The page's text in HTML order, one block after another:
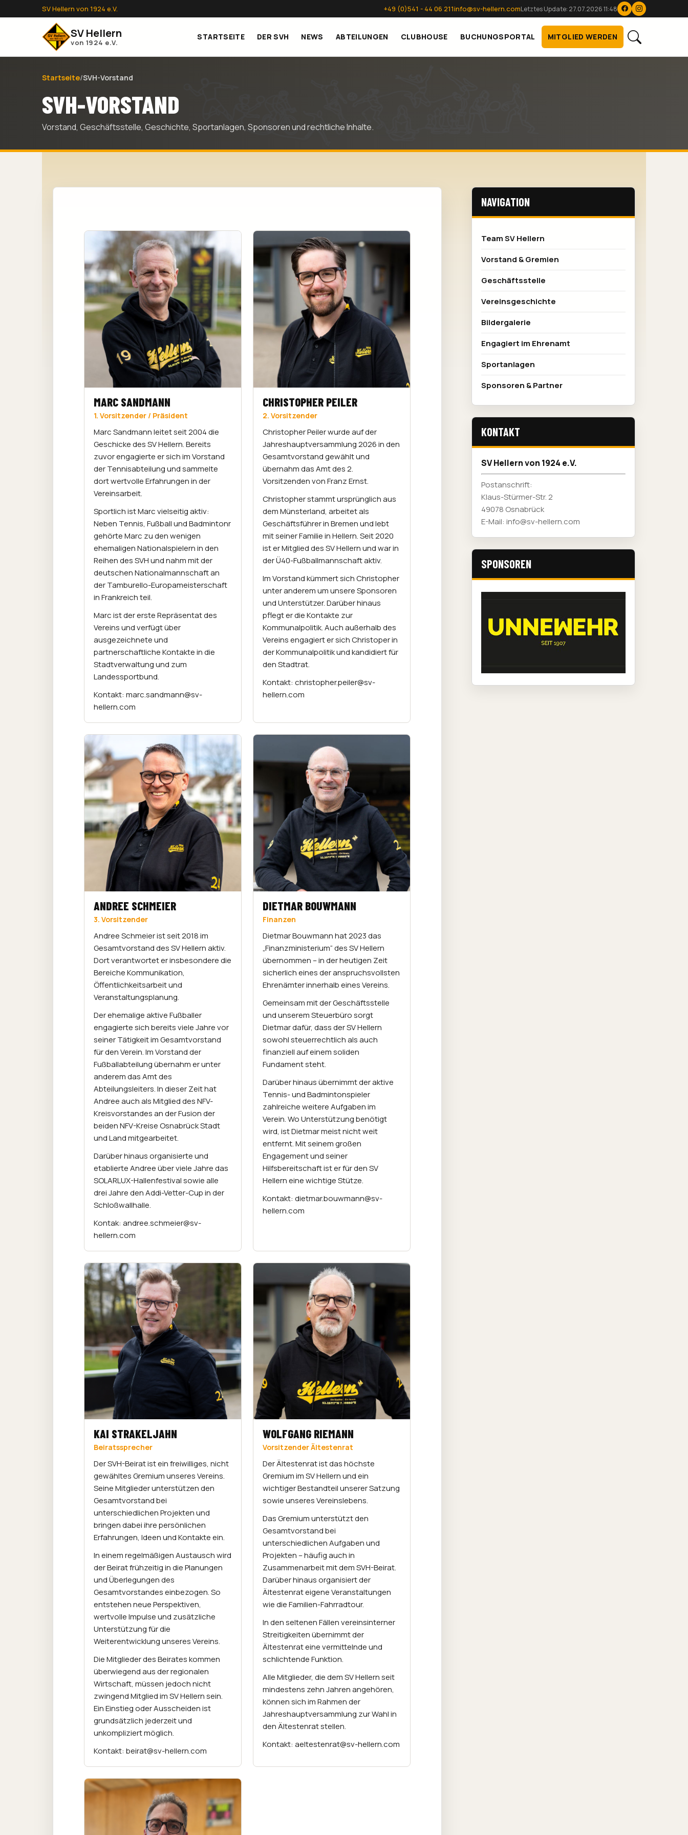
SV Hellern von 1924 e.V. +49 (0)541 - 44 06 211info@sv-hellern.comLetztes Update: 27.07.2026 11:48
SV Hellern
von 1924 e.V.
STARTSEITE DER SVH NEWS ABTEILUNGEN CLUBHOUSE BUCHUNGSPORTAL MITGLIED WERDEN
Startseite/SVH-Vorstand
SVH-VORSTAND
Vorstand, Geschäftsstelle, Geschichte, Sportanlagen, Sponsoren und rechtliche Inhalte.
MARC SANDMANN
1. Vorsitzender / Präsident
Marc Sandmann leitet seit 2004 die
Geschicke des SV Hellern. Bereits
zuvor engagierte er sich im Vorstand
der Tennisabteilung und sammelte
dort wertvolle Erfahrungen in der
Vereinsarbeit.
Sportlich ist Marc vielseitig aktiv:
Neben Tennis, Fußball und Badmintonr
gehörte Marc zu den wenigen
ehemaligen Nationalspielern in den
Reihen des SVH und nahm mit der
deutschen Nationalmannschaft an
der Tamburello-Europameisterschaft
in Frankreich teil.
Marc ist der erste Repräsentat des
Vereins und verfügt über
ausgezeichnete und
partnerschaftliche Kontakte in die
Stadtverwaltung und zum
Landessportbund.
Kontakt: marc.sandmann@sv-
hellern.com
CHRISTOPHER PEILER
2. Vorsitzender
Christopher Peiler wurde auf der
Jahreshauptversammlung 2026 in den
Gesamtvorstand gewählt und
übernahm das Amt des 2.
Vorsitzenden von Franz Ernst.
Christopher stammt ursprünglich aus
dem Münsterland, arbeitet als
Geschäftsführer in Bremen und lebt
mit seiner Familie in Hellern. Seit 2020
ist er Mitglied des SV Hellern und war in
der Ü40-Fußballmannschaft aktiv.
Im Vorstand kümmert sich Christopher
unter anderem um unsere Sponsoren
und Unterstützer. Darüber hinaus
pflegt er die Kontakte zur
Kommunalpolitik. Auch außerhalb des
Vereins engagiert er sich Christoper in
der Kommunalpolitik und kandidiert für
den Stadtrat.
Kontakt: christopher.peiler@sv-
hellern.com
ANDREE SCHMEIER
3. Vorsitzender
Andree Schmeier ist seit 2018 im
Gesamtvorstand des SV Hellern aktiv.
Dort verantwortet er insbesondere die
Bereiche Kommunikation,
Öffentlichkeitsarbeit und
Veranstaltungsplanung.
Der ehemalige aktive Fußballer
engagierte sich bereits viele Jahre vor
seiner Tätigkeit im Gesamtvorstand
für den Verein. Im Vorstand der
Fußballabteilung übernahm er unter
anderem das Amt des
Abteilungsleiters. In dieser Zeit hat
Andree auch als Mitglied des NFV-
Kreisvorstandes an der Fusion der
beiden NFV-Kreise Osnabrück Stadt
und Land mitgearbeitet.
Darüber hinaus organisierte und
etablierte Andree über viele Jahre das
SOLARLUX-Hallenfestival sowie alle
drei Jahre den Addi-Vetter-Cup in der
Schloßwallhalle.
Kontak: andree.schmeier@sv-
hellern.com
DIETMAR BOUWMANN
Finanzen
Dietmar Bouwmann hat 2023 das
„Finanzministerium“ des SV Hellern
übernommen – in der heutigen Zeit
sicherlich eines der anspruchsvollsten
Ehrenämter innerhalb eines Vereins.
Gemeinsam mit der Geschäftsstelle
und unserem Steuerbüro sorgt
Dietmar dafür, dass der SV Hellern
sowohl steuerrechtlich als auch
finanziell auf einem soliden
Fundament steht.
Darüber hinaus übernimmt der aktive
Tennis- und Badmintonspieler
zahlreiche weitere Aufgaben im
Verein. Wo Unterstützung benötigt
wird, ist Dietmar meist nicht weit
entfernt. Mit seinem großen
Engagement und seiner
Hilfsbereitschaft ist er für den SV
Hellern eine wichtige Stütze.
Kontakt: dietmar.bouwmann@sv-
hellern.com
KAI STRAKELJAHN
Beiratssprecher
Der SVH-Beirat ist ein freiwilliges, nicht
gewähltes Gremium unseres Vereins.
Seine Mitglieder unterstützen den
Gesamtvorstand bei
unterschiedlichen Projekten und
bringen dabei ihre persönlichen
Erfahrungen, Ideen und Kontakte ein.
In einem regelmäßigen Austausch wird
der Beirat frühzeitig in die Planungen
und Überlegungen des
Gesamtvorstandes einbezogen. So
entstehen neue Perspektiven,
wertvolle Impulse und zusätzliche
Unterstützung für die
Weiterentwicklung unseres Vereins.
Die Mitglieder des Beirates kommen
überwiegend aus der regionalen
Wirtschaft, müssen jedoch nicht
zwingend Mitglied im SV Hellern sein.
Ein Einstieg oder Ausscheiden ist
grundsätzlich jederzeit und
unkompliziert möglich.
Kontakt: beirat@sv-hellern.com
WOLFGANG RIEMANN
Vorsitzender Ältestenrat
Der Ältestenrat ist das höchste
Gremium im SV Hellern und ein
wichtiger Bestandteil unserer Satzung
sowie unseres Vereinslebens.
Das Gremium unterstützt den
Gesamtvorstand bei
unterschiedlichen Aufgaben und
Projekten – häufig auch in
Zusammenarbeit mit dem SVH-Beirat.
Darüber hinaus organisiert der
Ältestenrat eigene Veranstaltungen
wie die Familien-Fahrradtour.
In den seltenen Fällen vereinsinterner
Streitigkeiten übernimmt der
Ältestenrat eine vermittelnde und
schlichtende Funktion.
Alle Mitglieder, die dem SV Hellern seit
mindestens zehn Jahren angehören,
können sich im Rahmen der
Jahreshauptversammlung zur Wahl in
den Ältestenrat stellen.
Kontakt: aeltestenrat@sv-hellern.com
NAVIGATION
Team SV Hellern
Vorstand & Gremien
Geschäftsstelle
Vereinsgeschichte
Bildergalerie
Engagiert im Ehrenamt
Sportanlagen
Sponsoren & Partner
KONTAKT
SV Hellern von 1924 e.V.
Postanschrift:
Klaus-Stürmer-Str. 2
49078 Osnabrück
E-Mail: info@sv-hellern.com
SPONSOREN